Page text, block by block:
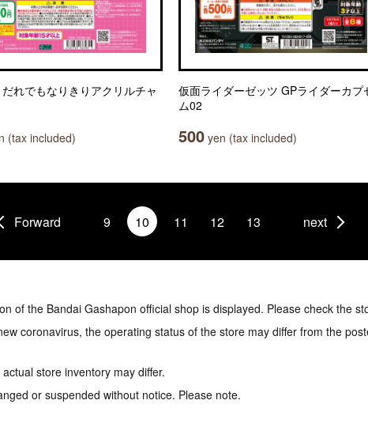
れでもなりきりアクリルチャ
(tax included)
仮面ライダーゼッツ GPライダーカプ
ム02
500 yen (tax included)
Forward 9 10 11 12 13 next
of the Bandai Gashapon official shop is displayed. Please check the
coronavirus, the operating status of the store may differ from the
store inventory may differ.
or suspended without notice. Please note.